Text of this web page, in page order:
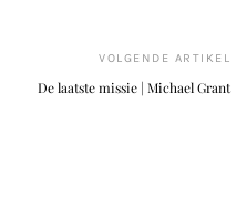
VOLGENDE ARTIKEL
De laatste missie | Michael Grant